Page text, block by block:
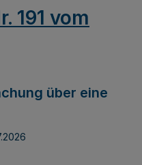
191 vom
über eine